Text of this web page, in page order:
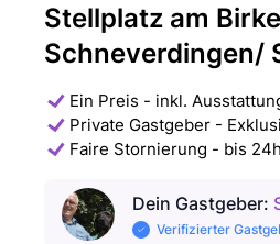
Stellplatz am
Schneverdingen/
Ein Preis - inkl.
Private Gastgeber -
Faire Stornierung - bis
Dein Gastgeber:
Verifizierter